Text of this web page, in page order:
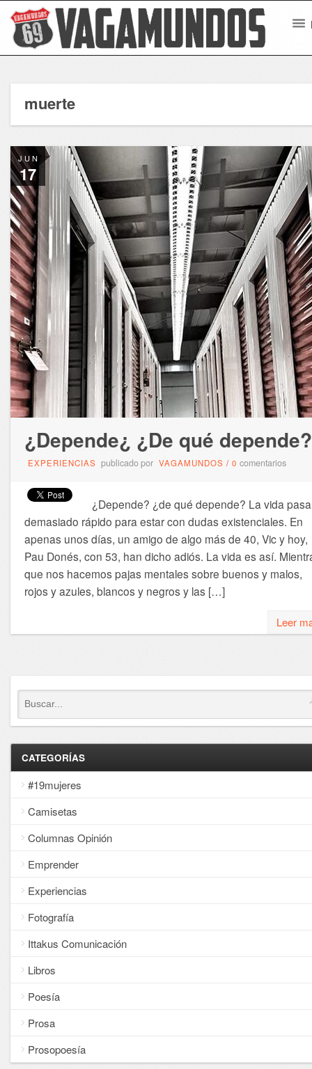
muerte
JUN
17
¿Depende¿ ¿De qué depende?
EXPERIENCIAS publicado por VAGAMUNDOS / 0 comentarios
¿Depende? ¿de qué depende? La vida pasa
demasiado rápido para estar con dudas existenciales. En
apenas unos días, un amigo de algo más de 40, Vic y hoy,
Pau Donés, con 53, han dicho adiós. La vida es así.
que nos hacemos pajas mentales sobre buenos y malos,
rojos y azules, blancos y negros y las […]
Leer
CATEGORÍAS
#19mujeres
Camisetas
Columnas Opinión
Emprender
Experiencias
Fotografía
Ittakus Comunicación
Libros
Poesía
Prosa
Prosopoesía